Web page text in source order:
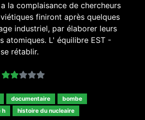
la complaisance de chercheurs
finiront après quelques
industriel, par élaborer leurs
atomiques. L' équilibre EST -
rétablir.
documentaire
bombe
h
histoire du nucleaire